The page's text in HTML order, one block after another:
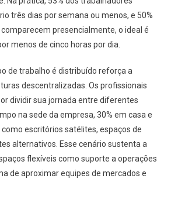
três dias por semana ou menos, e 50%
presencialmente, o ideal é
menos de cinco horas por dia.
de trabalho é distribuído reforça a
descentralizadas. Os profissionais
dividir sua jornada entre diferentes
na sede da empresa, 30% em casa e
escritórios satélites, espaços de
alternativos. Esse cenário sustenta a
flexíveis como suporte a operações
de aproximar equipes de mercados e